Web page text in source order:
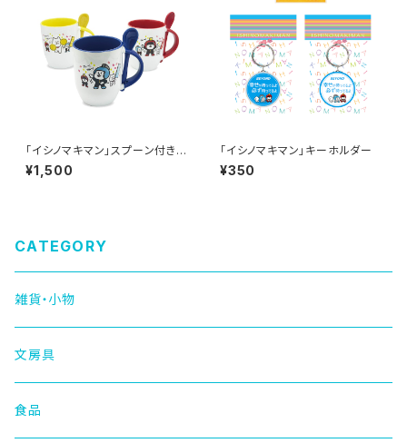
「イシノマキマン」スプーン付きマ
グカップ
¥1,500
「イシノマキマン」キーホルダー
¥350
CATEGORY
雑貨・小物
文房具
食品